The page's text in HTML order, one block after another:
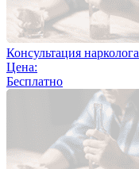
Консультация нарколога
Цена:
Бесплатно